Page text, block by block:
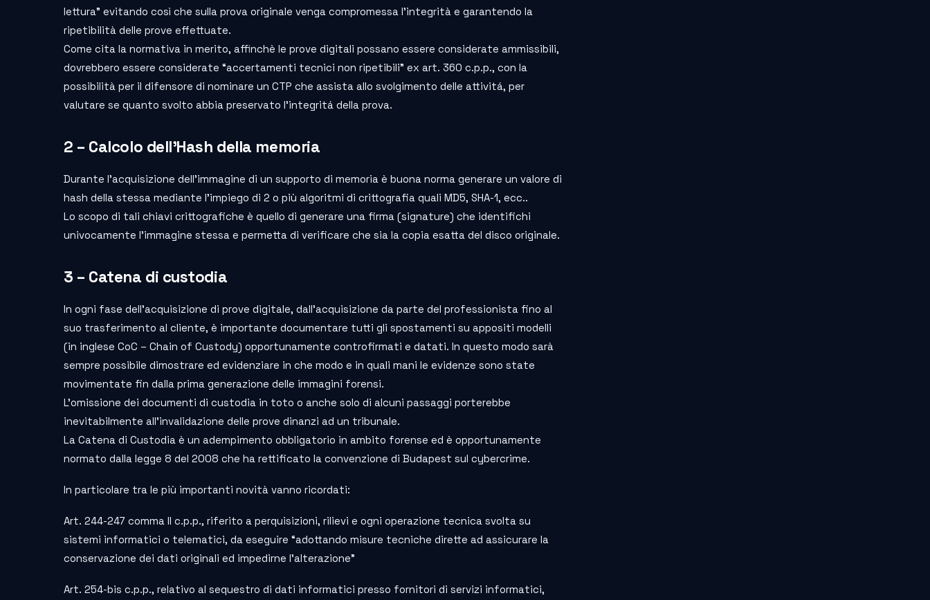
lettura” evitando così che sulla prova originale venga compromessa l’integrità e garantendo la
ripetibilità delle prove effettuate.
Come cita la normativa in merito, affinchè le prove digitali possano essere considerate ammissibili,
dovrebbero essere considerate “accertamenti tecnici non ripetibili” ex art. 360 c.p.p., con la
possibilità per il difensore di nominare un CTP che assista allo svolgimento delle attivitá, per
valutare se quanto svolto abbia preservato l’integritá della prova.
2 – Calcolo dell’Hash della memoria
Durante l’acquisizione dell’immagine di un supporto di memoria è buona norma generare un valore di
hash della stessa mediante l’impiego di 2 o più algoritmi di crittografia quali MD5, SHA-1, ecc..
Lo scopo di tali chiavi crittografiche è quello di generare una firma (signature) che identifichi
univocamente l’immagine stessa e permetta di verificare che sia la copia esatta del disco originale.
3 – Catena di custodia
In ogni fase dell’acquisizione di prove digitale, dall’acquisizione da parte del professionista fino al
suo trasferimento al cliente, è importante documentare tutti gli spostamenti su appositi modelli
(in inglese CoC – Chain of Custody) opportunamente controfirmati e datati. In questo modo sarà
sempre possibile dimostrare ed evidenziare in che modo e in quali mani le evidenze sono state
movimentate fin dalla prima generazione delle immagini forensi.
L’omissione dei documenti di custodia in toto o anche solo di alcuni passaggi porterebbe
inevitabilmente all’invalidazione delle prove dinanzi ad un tribunale.
La Catena di Custodia è un adempimento obbligatorio in ambito forense ed è opportunamente
normato dalla legge 8 del 2008 che ha rettificato la convenzione di Budapest sul cybercrime.
In particolare tra le più importanti novità vanno ricordati:
Art. 244-247 comma II c.p.p., riferito a perquisizioni, rilievi e ogni operazione tecnica svolta su
sistemi informatici o telematici, da eseguire “adottando misure tecniche dirette ad assicurare la
conservazione dei dati originali ed impedirne l’alterazione”
Art. 254-bis c.p.p., relativo al sequestro di dati informatici presso fornitori di servizi informatici,